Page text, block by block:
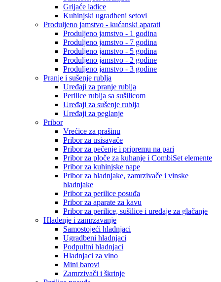
Grijaće ladice
Kuhinjski ugradbeni setovi
Produljeno jamstvo - kućanski aparati
Produljeno jamstvo - 1 godina
Produljeno jamstvo - 7 godina
Produljeno jamstvo - 5 godina
Produljeno jamstvo - 2 godine
Produljeno jamstvo - 3 godine
Pranje i sušenje rublja
Uređaji za pranje rublja
Perilice rublja sa sušilicom
Uređaji za sušenje rublja
Uređaji za peglanje
Pribor
Vrećice za prašinu
Pribor za usisavače
Pribor za pečenje i pripremu na pari
Pribor za ploče za kuhanje i CombiSet elemente
Pribor za kuhinjske nape
Pribor za hladnjake, zamrzivače i vinske
hladnjake
Pribor za perilice posuđa
Pribor za aparate za kavu
Pribor za perilice, sušilice i uređaje za glačanje
Hlađenje i zamrzavanje
Samostojeći hladnjaci
Ugradbeni hladnjaci
Podpultni hladnjaci
Hladnjaci za vino
Mini barovi
Zamrzivači i škrinje